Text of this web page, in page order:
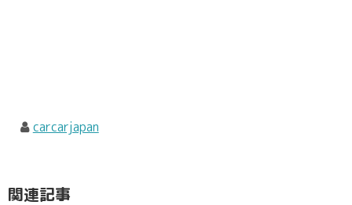
carcarjapan
関連記事